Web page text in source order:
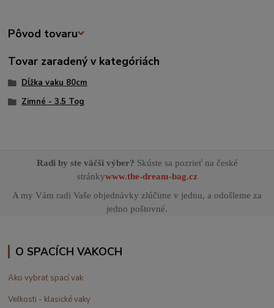
Pôvod tovaru
Tovar zaradený v kategóriách
Dĺžka vaku 80cm
Zimné - 3.5 Tog
Radi by ste väčší výber? Skúste sa pozrieť na české
stránkywww.the-dream-bag.cz
A my Vám radi Vaše objednávky zlúčime v jednu, a odošleme za
jedno poštovné.
O SPACÍCH VAKOCH
Ako vybrať spací vak
Veľkosti - klasické vaky